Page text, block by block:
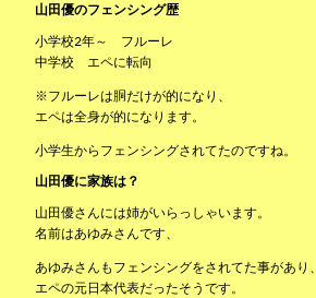
山田優のフェンシング歴
小学校2年～ フルーレ
中学校 エペに転向
※フルーレは胴だけが的になり、
エペは全身が的になります。
小学生からフェンシングされてたのですね。
山田優に家族は？
山田優さんには姉がいらっしゃいます。
名前はあゆみさんです、
あゆみさんもフェンシングをされてた事があり、
エペの元日本代表だったそうです。